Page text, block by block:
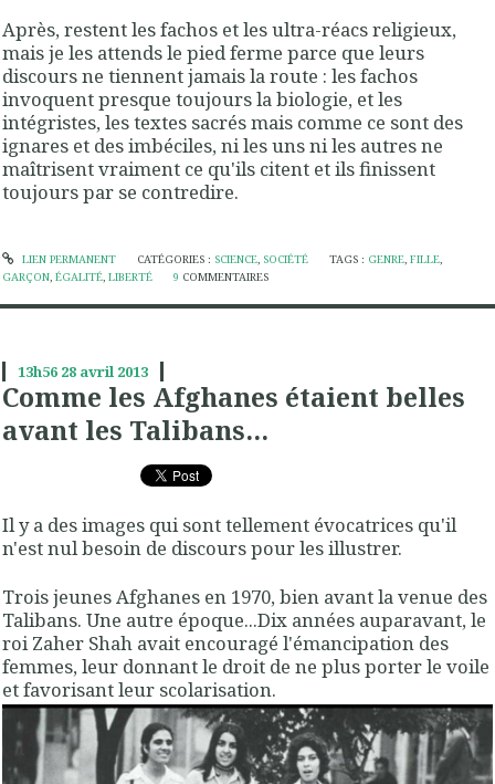
Après, restent les fachos et les ultra-réacs religieux,
mais je les attends le pied ferme parce que leurs
discours ne tiennent jamais la route : les fachos
invoquent presque toujours la biologie, et les
intégristes, les textes sacrés mais comme ce sont des
ignares et des imbéciles, ni les uns ni les autres ne
maîtrisent vraiment ce qu'ils citent et ils finissent
toujours par se contredire.
LIEN PERMANENT CATÉGORIES : SCIENCE, SOCIÉTÉ TAGS : GENRE,FILLE,
GARÇON, ÉGALITÉ, LIBERTÉ 9 COMMENTAIRES
13h56 28 avril 2013
Comme les Afghanes étaient belles
avant les Talibans...
Il y a des images qui sont tellement évocatrices qu'il
n'est nul besoin de discours pour les illustrer.
Trois jeunes Afghanes en 1970, bien avant la venue des
Talibans. Une autre époque...Dix années auparavant, le
roi Zaher Shah avait encouragé l'émancipation des
femmes, leur donnant le droit de ne plus porter le voile
et favorisant leur scolarisation.